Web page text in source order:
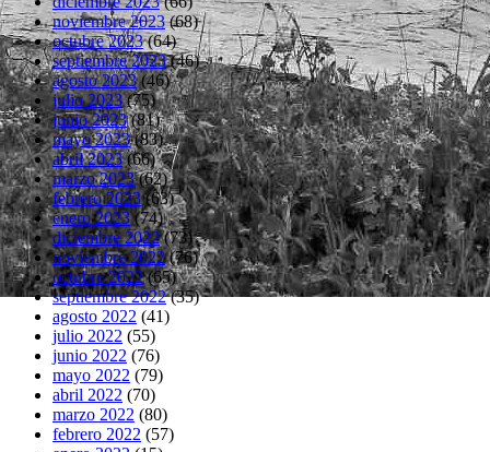
noviembre 2023(68)
octubre 2023(64)
septiembre 2023(46)
agosto 2023(46)
julio 2023(75)
junio 2023(81)
mayo 2023(83)
abril 2023(66)
marzo 2023(62)
febrero 2023(63)
enero 2023(74)
diciembre 2022(73)
noviembre 2022(76)
octubre 2022(65)
septiembre 2022(35)
agosto 2022 (41)
julio 2022 (55)
junio 2022 (76)
mayo 2022 (79)
abril 2022 (70)
marzo 2022 (80)
febrero 2022 (57)